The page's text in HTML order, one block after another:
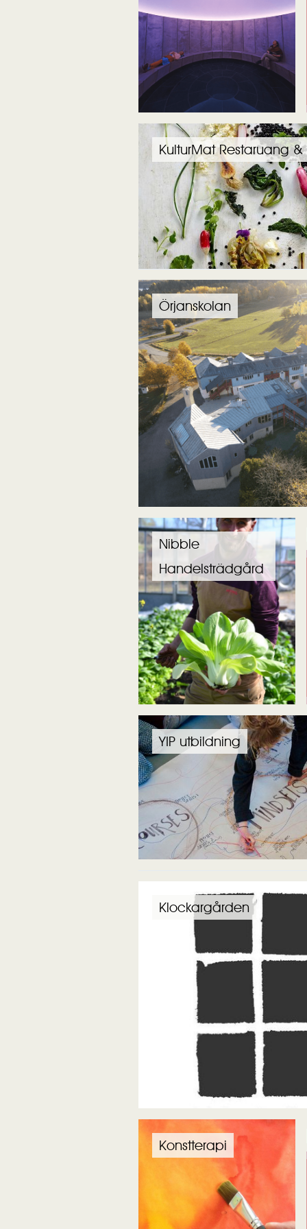
KulturMat Restaruang
Örjanskolan
Nibble
Handelsträdgård
YIP utbildning
Klockargården
Konstterapi